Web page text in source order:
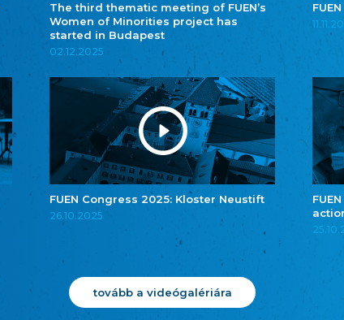
The third thematic meeting of FUEN’s
Women of Minorities project has
started in Budapest
02.12.2025
FUEN Congress 2025: Kloster Neustift
26.10.2025
tovább a videógalériára